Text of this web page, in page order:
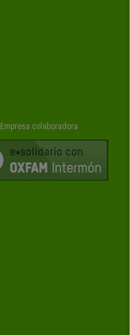
Empresa colaboradora